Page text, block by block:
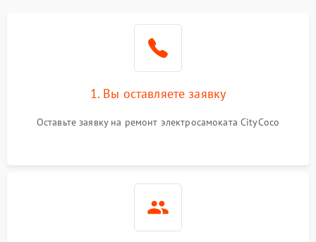
1. Вы оставляете заявку
Оставьте заявку на ремонт электросамоката CityCoco